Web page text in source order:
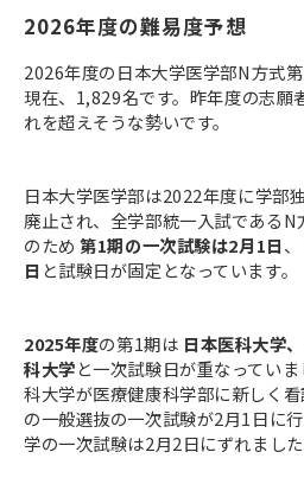
2026年度の難易度予想
2026年度の日本大学医学部N方式
現在、1,829名です。昨年度の志願
れを超えそうな勢いです。
日本大学医学部は2022年度に学部
廃止され、全学部統一入試である
のため第1期の一次試験は2月1日、
日 と試験日が固定となっています。
2025年度の第1期は 日本医科大学
科大学と一次試験日が重なってい
科大学が医療健康科学部に新しく
の一般選抜の一次試験が2月1日に
学の一次試験は2月2日にずれました